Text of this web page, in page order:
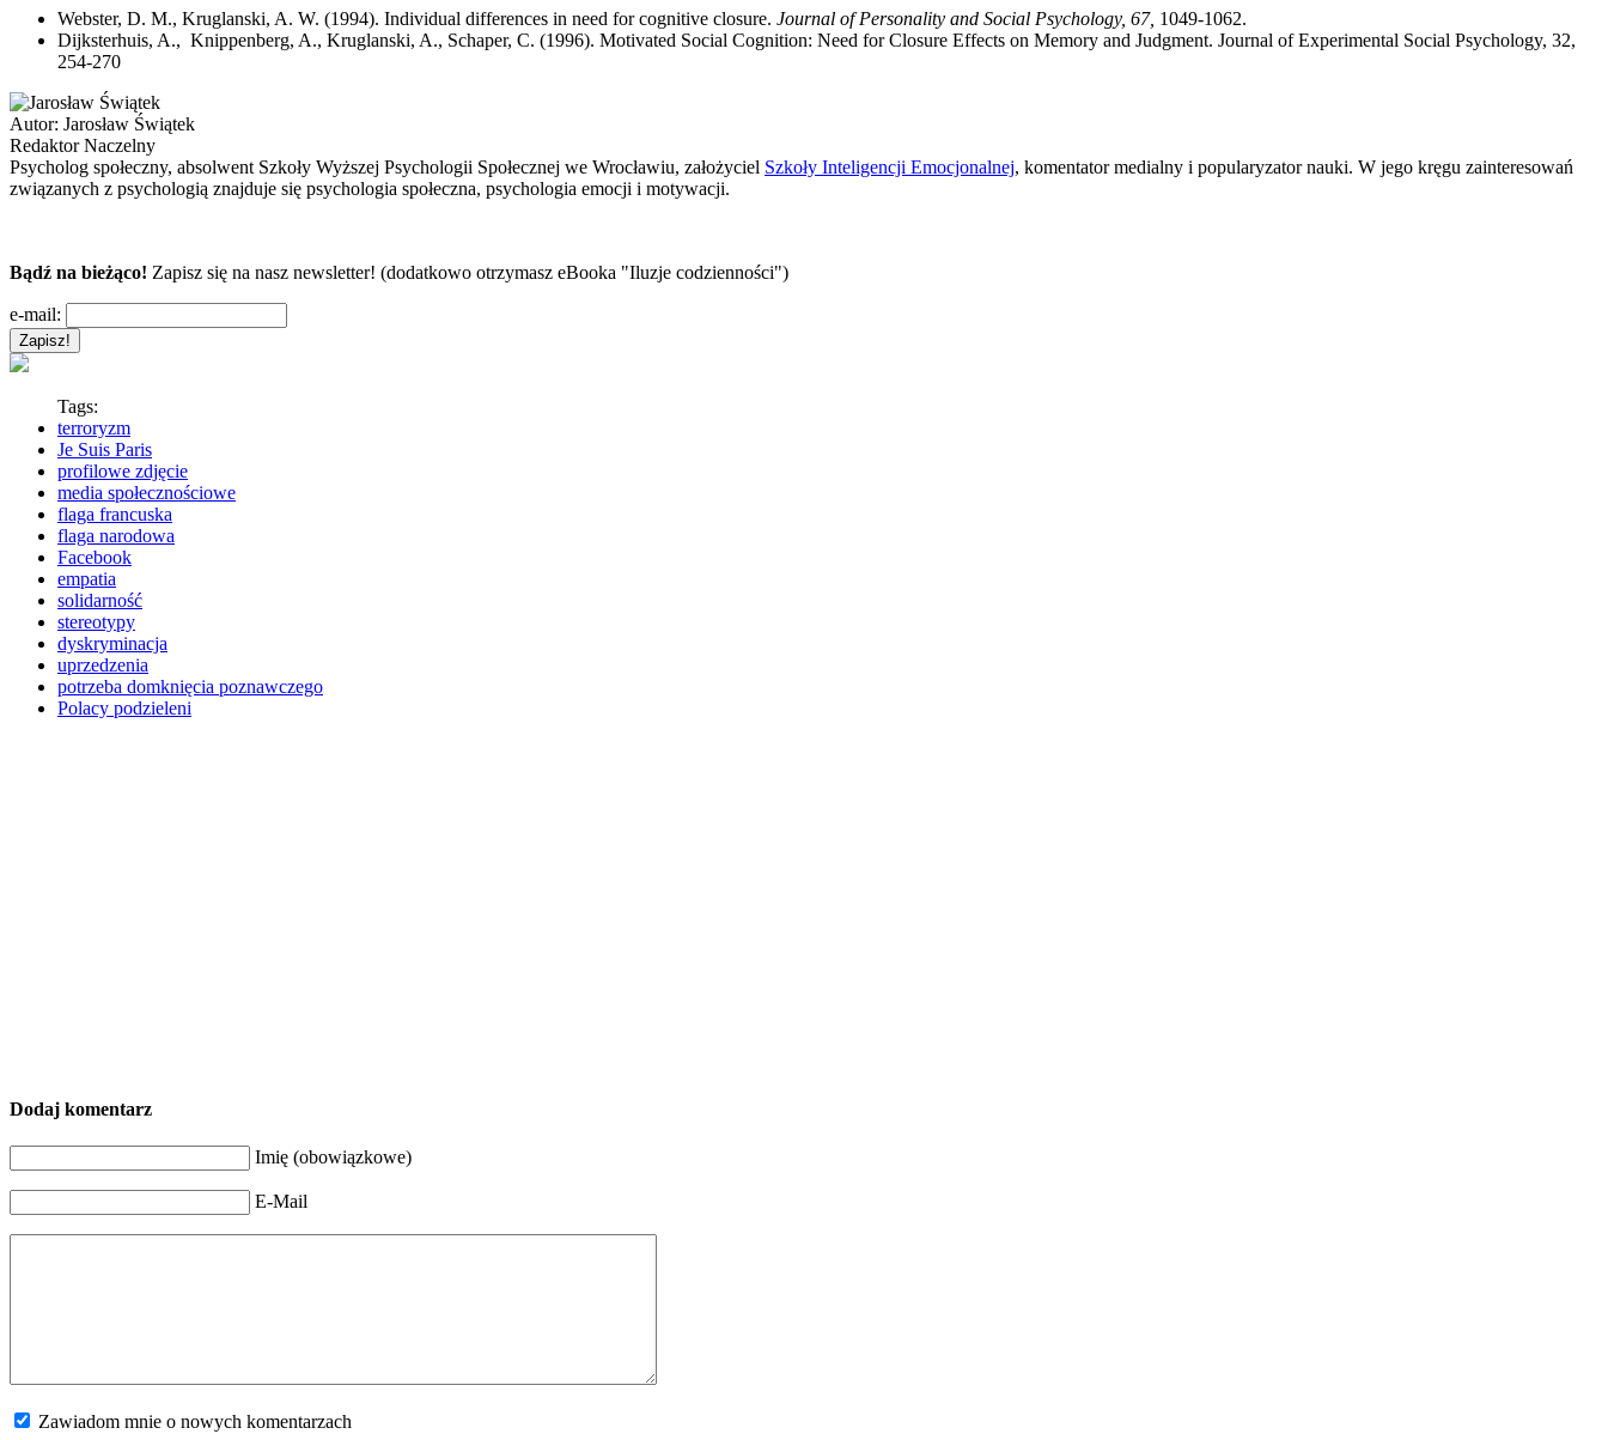
Webster, D. M., Kruglanski, A. W. (1994). Individual differences in need for cognitive closure. Journal of Personality and Social Psychology, 67, 1049-1062.
Dijksterhuis, A., Knippenberg, A., Kruglanski, A., Schaper, C. (1996). Motivated Social Cognition: Need for Closure Effects on Memory and Judgment. Journal of Experimental Social Psychology, 32,
254-270
Autor: Jarosław Świątek
Redaktor Naczelny
Psycholog społeczny, absolwent Szkoły Wyższej Psychologii Społecznej we Wrocławiu, założyciel Szkoły Inteligencji Emocjonalnej, komentator medialny i popularyzator nauki. W jego kręgu zainteresowań
związanych z psychologią znajduje się psychologia społeczna, psychologia emocji i motywacji.
Bądź na bieżąco! Zapisz się na nasz newsletter! (dodatkowo otrzymasz eBooka "Iluzje codzienności")
e-mail:
Tags:
terroryzm
Je Suis Paris
profilowe zdjęcie
media społecznościowe
flaga francuska
flaga narodowa
Facebook
empatia
solidarność
stereotypy
dyskryminacja
uprzedzenia
potrzeba domknięcia poznawczego
Polacy podzieleni
Dodaj komentarz
Imię (obowiązkowe)
E-Mail
Zawiadom mnie o nowych komentarzach